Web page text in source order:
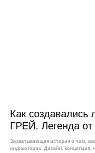
Как
ГРЕЙ. Легенда
Захватывающая история о том,
индикаторах. Дизайн, концепция,